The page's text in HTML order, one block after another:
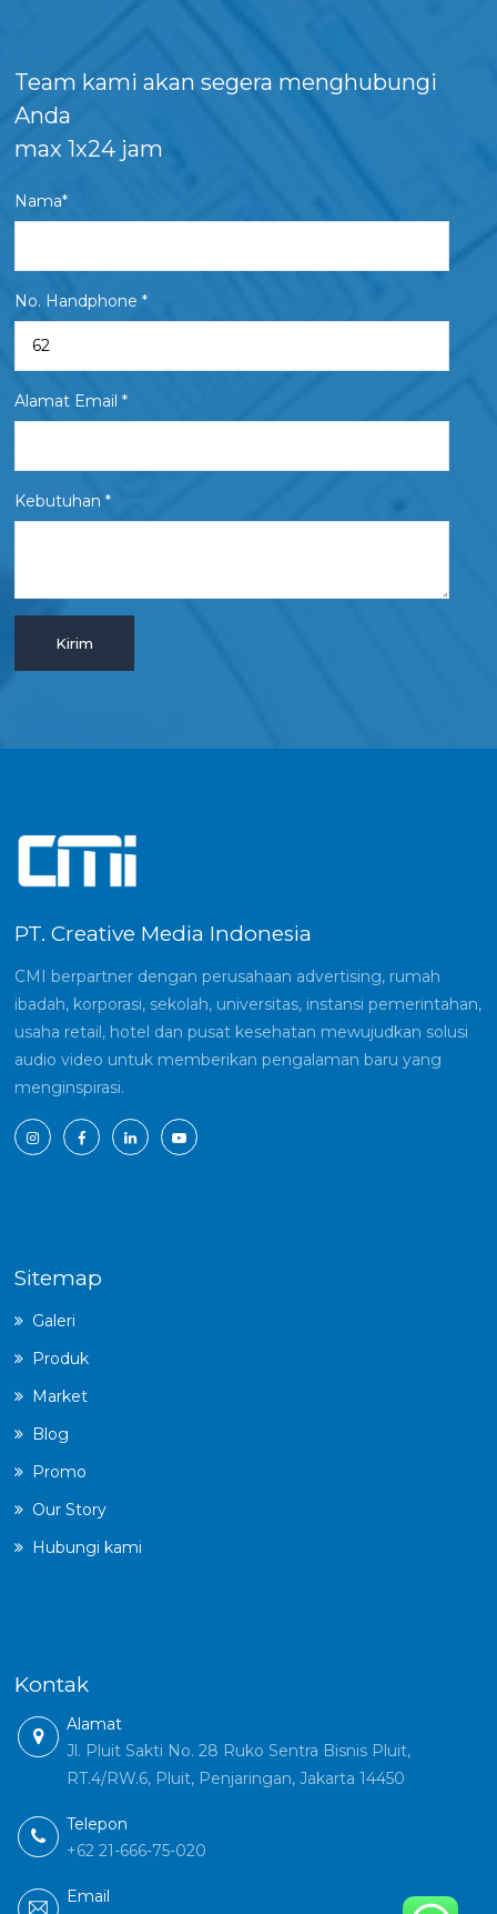
Team kami akan segera menghubungi
Anda
max 1x24 jam
Nama*
No. Handphone *
Alamat Email *
Kebutuhan *
PT. Creative Media Indonesia
CMI berpartner dengan perusahaan advertising, rumah
ibadah, korporasi, sekolah, universitas, instansi pemerintahan,
usaha retail, hotel dan pusat kesehatan mewujudkan solusi
audio video untuk memberikan pengalaman baru yang
menginspirasi.
Sitemap
Galeri
Produk
Market
Blog
Promo
Our Story
Hubungi kami
Kontak
Alamat
Jl. Pluit Sakti No. 28 Ruko Sentra Bisnis Pluit,
RT.4/RW.6, Pluit, Penjaringan, Jakarta 14450
Telepon
+62 21-666-75-020
Email